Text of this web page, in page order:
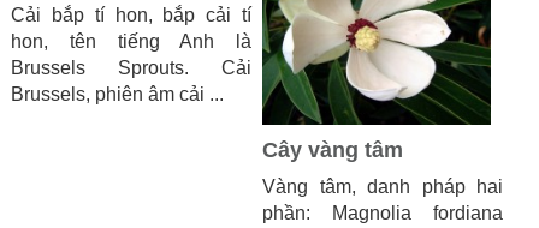
Cải bắp tí hon, bắp cải tí
hon, tên tiếng Anh là
Brussels Sprouts. Cải
Brussels, phiên âm cải ...
Cây vàng tâm
Vàng tâm, danh pháp hai
phần: Magnolia fordiana